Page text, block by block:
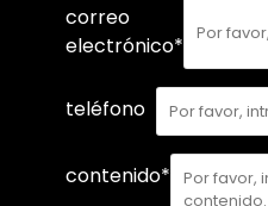
correo
electrónico*
teléfono
contenido*